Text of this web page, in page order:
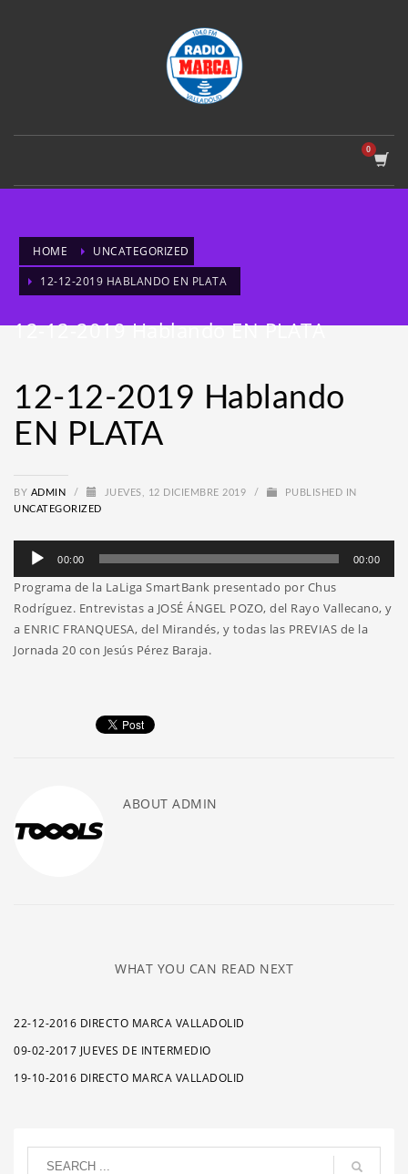
HOME
UNCATEGORIZED
12-12-2019 HABLANDO EN PLATA
12-12-2019 Hablando EN PLATA
12-12-2019 Hablando
EN PLATA
BY ADMIN / JUEVES, 12 DICIEMBRE 2019 /
PUBLISHED IN
UNCATEGORIZED
Reproductor
audio
00:00 00:00
Programa de la LaLiga SmartBank presentado por Chus
Rodríguez. Entrevistas a JOSÉ ÁNGEL POZO, del Rayo Vallecano, y
a ENRIC FRANQUESA, del Mirandés, y todas las PREVIAS de la
Jornada 20 con Jesús Pérez Baraja.
ABOUT ADMIN
WHAT YOU CAN READ NEXT
22-12-2016 DIRECTO MARCA VALLADOLID
09-02-2017 JUEVES DE INTERMEDIO
19-10-2016 DIRECTO MARCA VALLADOLID